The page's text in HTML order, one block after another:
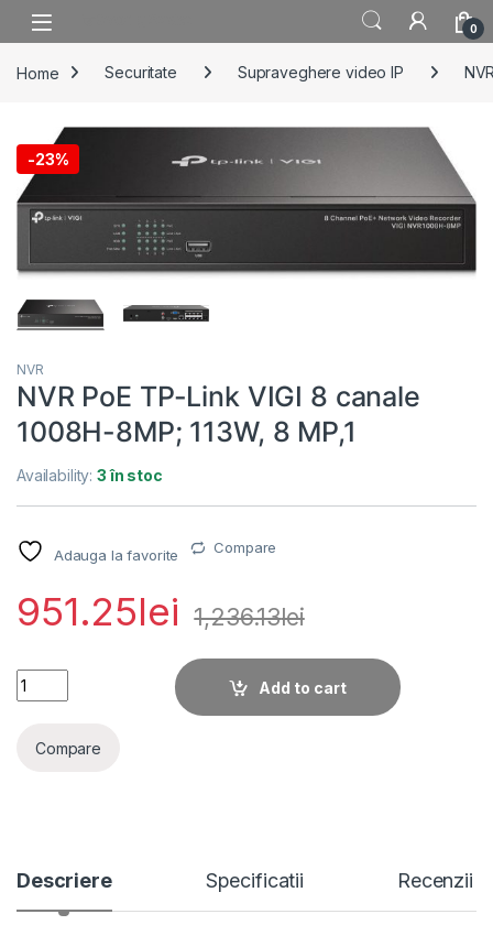
Skip to navigation
Skip to content
0
Home Securitate Supraveghere video IP
-23%
NVR
NVR PoE TP-Link VIGI 8 canale
1008H-8MP; 113W, 8 MP,1
Availability:3 în stoc
Adauga la favorite Compare
951.25lei 1,236.13lei
NVR PoE TP-Link VIGI 8 canale 1008H-8MP; 113W, 8 MP,1
Add to cart
Compare
Descriere Specificatii Recenzii